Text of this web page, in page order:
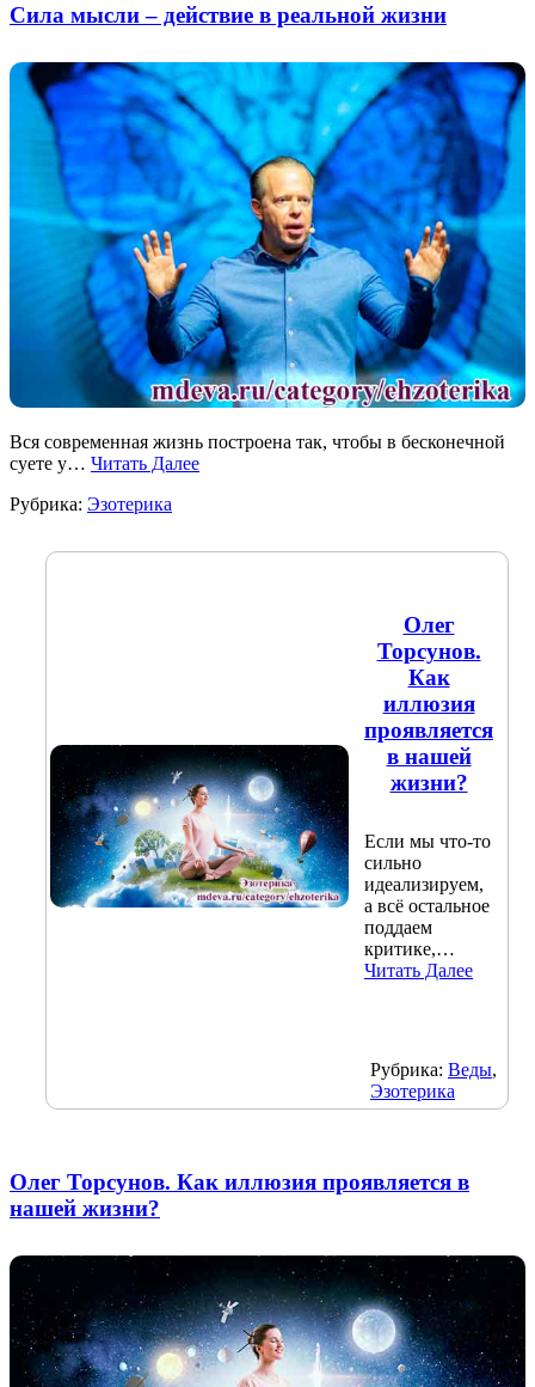
Сила мысли – действие в реальной жизни
Вся современная жизнь построена так, чтобы в бесконечной
суете у… Читать Далее
Рубрика: Эзотерика
Олег
Торсунов.
Как
иллюзия
проявляется
в нашей
жизни?
Если мы что-то
сильно
идеализируем,
а всё остальное
поддаем
критике,…
Читать Далее
Рубрика: Веды,
Эзотерика
Олег Торсунов. Как иллюзия проявляется в
нашей жизни?